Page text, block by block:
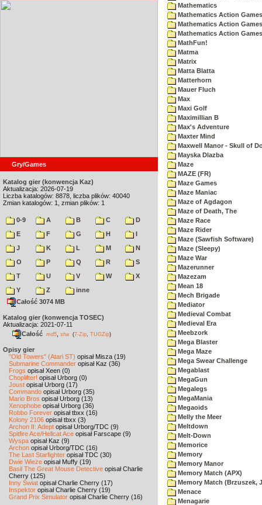
Gry/Games
Katalog gier (konwencja Kaz)
Aktualizacja: 2026-07-19
Liczba katalogów: 8878, liczba plików: 40040
Zmian katalogów: 1, zmian plików: 1
0-9 A B C
D
E
F G H
I
J
K L M
N
O
P Q R
S
T
U V W
X
Y
Z
inne
Całość 3074 MB
Katalog gier (konwencja TOSEC)
Aktualizacja: 2021-07-11
Całość md5 sha (7-Zip TUGZip)
Opisy gier
"Old Towers" (Atari ST) opisał Misza (19)
Submarine Commander opisał Kaz (36)
Frogs opisał Xeen (0)
Choplifter! opisał Urborg (0)
Joust opisał Urborg (17)
Commando opisał Urborg (35)
Mario Bros opisał Urborg (13)
Xenophobe opisał Urborg (36)
Robbo Forever opisał tbxx (16)
Kolony 2106 opisał tbxx (3)
Archon II: Adept opisał Urborg/TDC (9)
Spitfire Ace/Hellcat Ace opisał Farscape (9)
Wyspa opisał Kaz (9)
Archon opisał Urborg/TDC (16)
The Last Starfighter opisał TDC (30)
Dwie Wieże opisał Muffy (19)
Basil The Great Mouse Detective opisał Charlie
Cherry (125)
Inny Świat opisał Charlie Cherry (17)
Inspektor opisał Charlie Cherry (19)
Grand Prix Simulator opisał Charlie Cherry (16)
Mathematics
Mathematics Action
Mathematics Action
Mathematics Action
MathFun!
Matma
Matrix
Matta Blatta
Matterhorn
Mauer Fluch
Max
Maxi Golf
Maximillian B
Max's Adventure
Maxter Mind
Maxwell Manor - Skull of
Mayska Dlazba
Maze
MAZE (FR)
Maze Games
Maze Maniac
Maze of Agdagon
Maze of Death, The
Maze Race
Maze Rider
Maze (Sawfish Software)
Maze (Sleepy)
Maze War
Mazerunner
Mazezam
Mean 18
Mech Brigade
Mediator
Medieval Combat
Medieval Era
Meebzork
Mega Blaster
Mega Maze
Mega Swear Challenge
Megablast
MegaGun
Megalegs
MegaMania
Megaoids
Melly the Meer
Meltdown
Melt-Down
Memorice
Memory
Memory Manor
Memory Match (APX)
Memory Match (Brzuszek,
Menace
Menagarie